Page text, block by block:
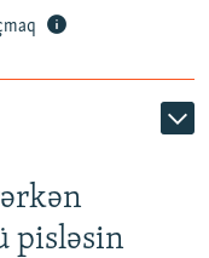
pisləsin